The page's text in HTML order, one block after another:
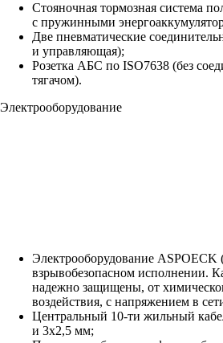
Стояночная тормозная система
с пружинными
Две пневматические
и управляющая);
Розетка АБС по ISO7638 (без
тягачом).
Электрооборудование
Электрооборудование ASPOECK
взрывобезопасном исполнении.
надежно защищены, от
воздействия, с напряжением в
Центральный 10-ти жильный
и 3х2,5 мм;